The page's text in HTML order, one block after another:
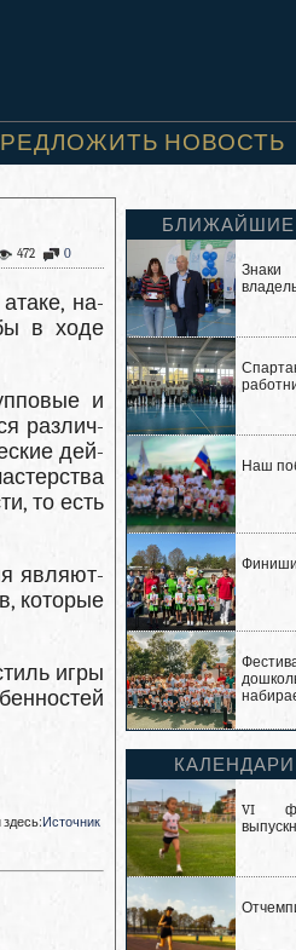
НОВОСТЬ
0
472
на­
в ходе
и
различ­
дей­
то есть
являют­
которые
игры
Источник
Наш
VI